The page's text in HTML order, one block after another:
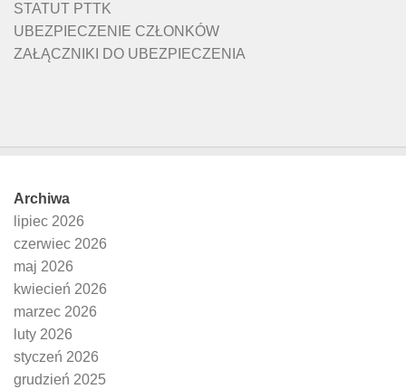
STATUT PTTK
UBEZPIECZENIE CZŁONKÓW
ZAŁĄCZNIKI DO UBEZPIECZENIA
Archiwa
lipiec 2026
czerwiec 2026
maj 2026
kwiecień 2026
marzec 2026
luty 2026
styczeń 2026
grudzień 2025